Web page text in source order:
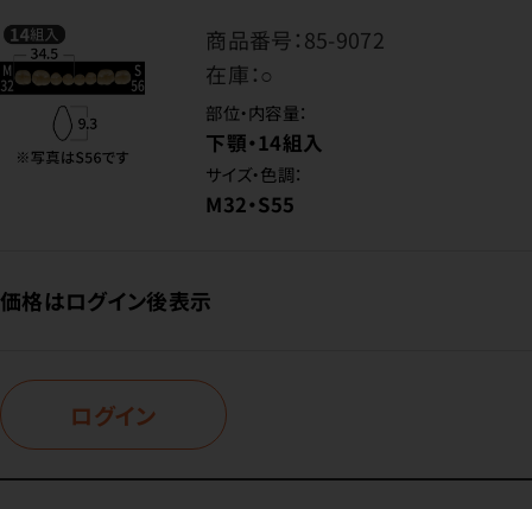
商品番号：85-9072
在庫：○
部位・内容量：
下顎・14組入
サイズ・色調：
M32・S55
価格はログイン後表示
ログイン